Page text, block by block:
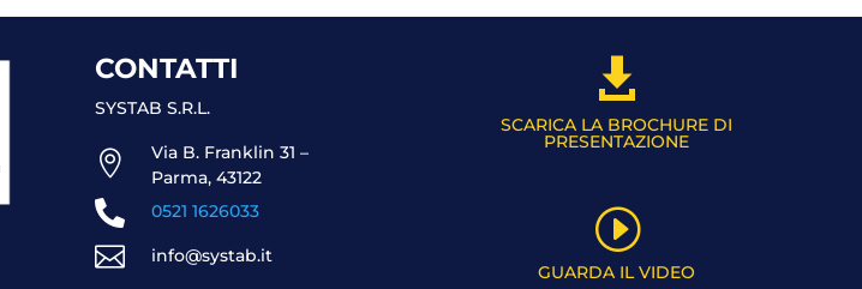
CONTATTI
SYSTAB S.R.L.

Via B. Franklin 31 –
Parma, 43122
 0521 1626033
 info@systab.it

SCARICA LA BROCHURE DI
PRESENTAZIONE
I
GUARDA IL VIDEO